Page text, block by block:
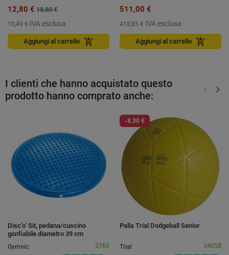
12,80 € 18,80 €
10,49 € IVA esclusa
Aggiungi al carrello add_shopping_cart
511,00 €
418,85 € IVA esclusa
Aggiungi al carrello add_shopping_cart
I clienti che hanno acquistato questo
prodotto hanno comprato anche:
keyboard_arrow_left keyboard_arrow_right
Disc’o’ Sit, pedana/cuscino
gonfiabile diametro 39 cm
Gymnic
3760
-8,30 €
Palla Trial Dodgeball Senior
Trial 3405B